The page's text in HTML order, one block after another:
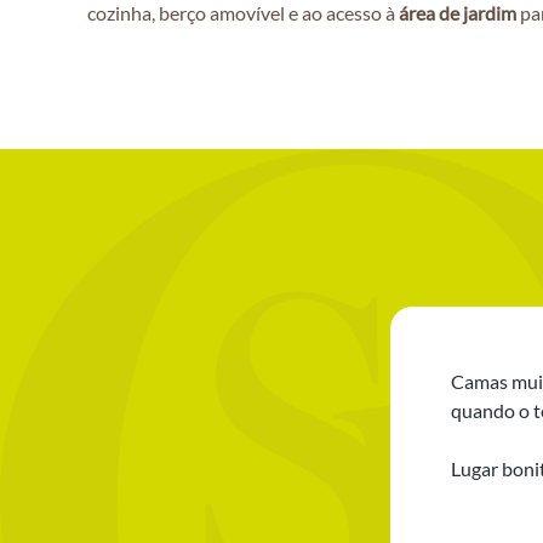
cozinha, berço amovível e ao acesso àárea de jardim
Camas
quando o
Lugar